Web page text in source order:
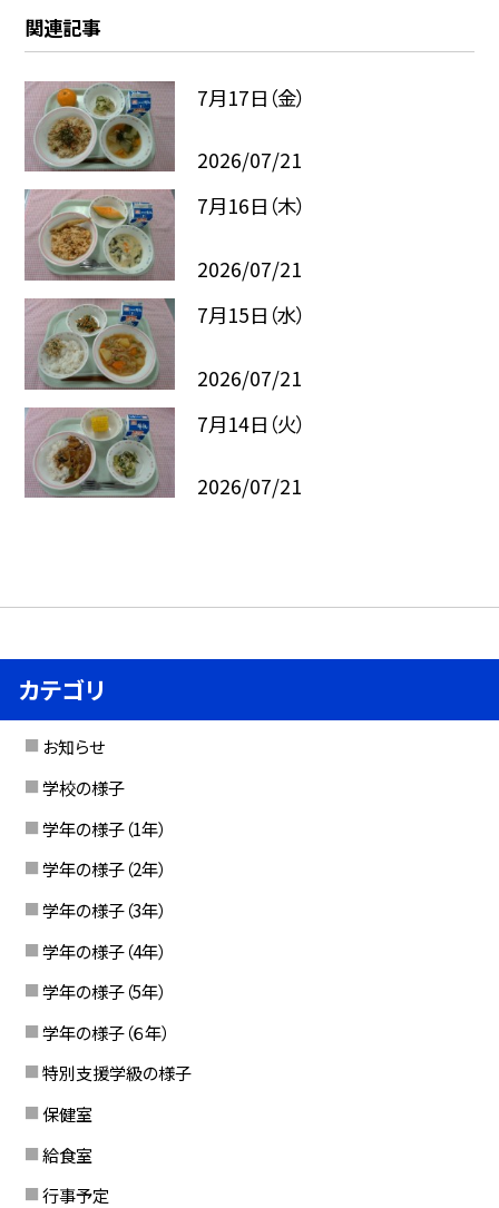
関連記事
7月17日（金）
2026/07/21
7月16日（木）
2026/07/21
7月15日（水）
2026/07/21
7月14日（火）
2026/07/21
カテゴリ
お知らせ
学校の様子
学年の様子（1年）
学年の様子（2年）
学年の様子（3年）
学年の様子（4年）
学年の様子（5年）
学年の様子（６年）
特別支援学級の様子
保健室
給食室
行事予定